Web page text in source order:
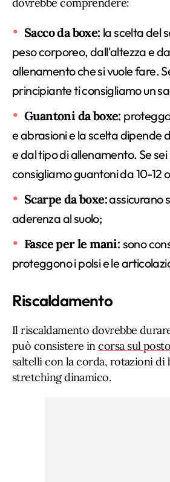
Sacco da boxe: la scelta del
peso corporeo, dall'altezza e
allenamento che si vuole fare.
principiante ti consigliamo un
Guantoni da boxe:
e abrasioni e la scelta dipende
e dal tipo di allenamento. Se
consigliamo guantoni da 10-12
Scarpe da boxe:assicurano
aderenza al suolo;
Fasce per le mani: sono
proteggono i polsi e le
Riscaldamento
Il riscaldamento dovrebbe
può consistere incorsa sul posto
saltelli con la corda, rotazioni di
stretching dinamico.